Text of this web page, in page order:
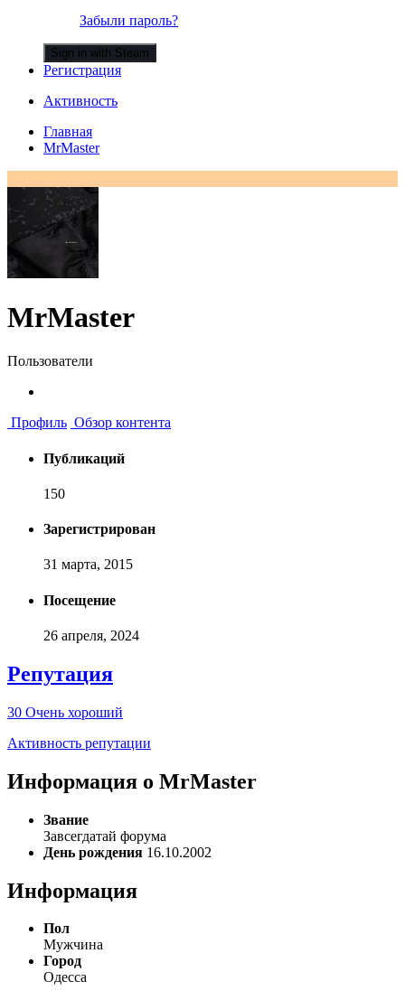
Забыли пароль?
Sign in with Steam
Регистрация
Активность
Главная
MrMaster
MrMaster
Пользователи
Профиль Обзор контента
Публикаций
150
Зарегистрирован
31 марта, 2015
Посещение
26 апреля, 2024
Репутация
30 Очень хороший
Активность репутации
Информация о MrMaster
Звание
Завсегдатай форума
День рождения 16.10.2002
Информация
Пол
Мужчина
Город
Одесса